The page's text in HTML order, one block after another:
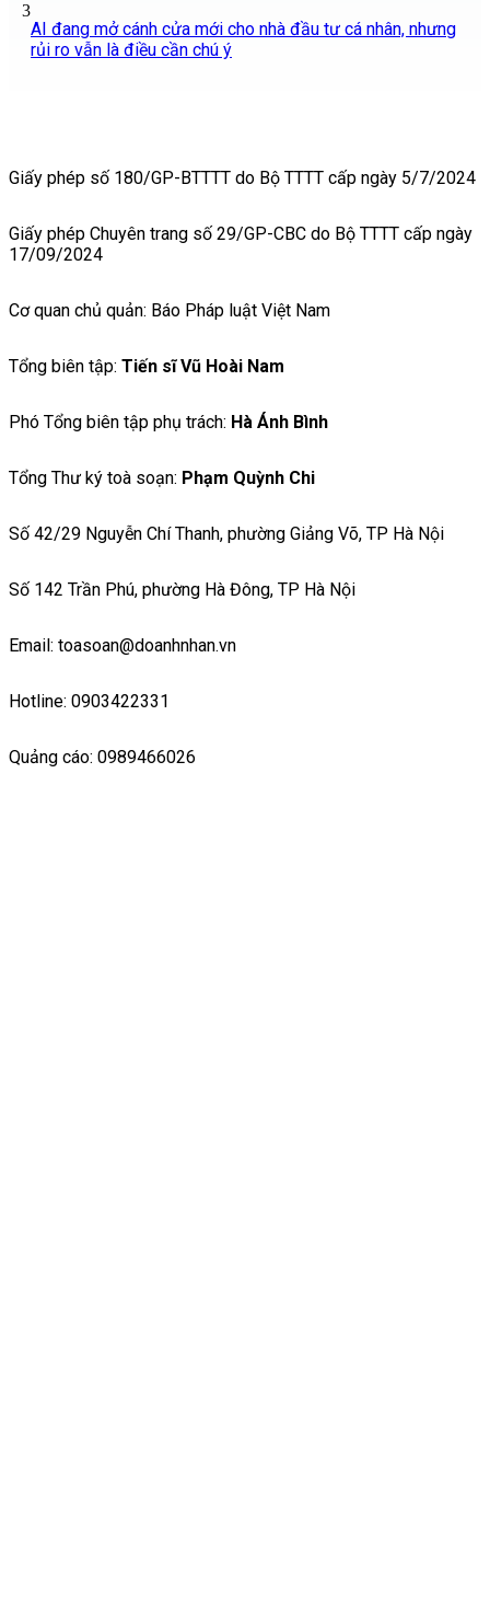
3
AI đang mở cánh cửa mới cho nhà đầu tư cá nhân, nhưng
rủi ro vẫn là điều cần chú ý
Giấy phép số 180/GP-BTTTT do Bộ TTTT cấp ngày 5/7/2024
Giấy phép Chuyên trang số 29/GP-CBC do Bộ TTTT cấp ngày
17/09/2024
Cơ quan chủ quản: Báo Pháp luật Việt Nam
Tổng biên tập: Tiến sĩ Vũ Hoài Nam
Phó Tổng biên tập phụ trách: Hà Ánh Bình
Tổng Thư ký toà soạn: Phạm Quỳnh Chi
Số 42/29 Nguyễn Chí Thanh, phường Giảng Võ, TP Hà Nội
Số 142 Trần Phú, phường Hà Đông, TP Hà Nội
Email: toasoan@doanhnhan.vn
Hotline: 0903422331
Quảng cáo: 0989466026